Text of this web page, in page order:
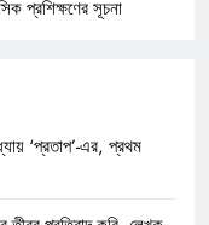
প্রশিক্ষণের সূচনা
‘প্রতাপ’-এর, প্রথম